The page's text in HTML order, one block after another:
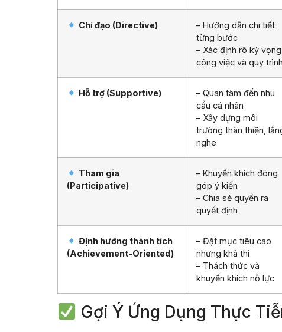
Chỉ đạo (Directive)
– Hướng dẫn chi tiết
từng bước
– Xác định rõ kỳ vọng
công việc và quy trình
Hỗ trợ (Supportive)
– Quan tâm đến nhu
cầu cá nhân
– Xây dựng môi
trường thân thiện,
nghe
Tham gia
(Participative)
– Khuyến khích đóng
góp ý kiến
– Chia sẻ quyền ra
quyết định
Định hướng thành tích
(Achievement-Oriented)
– Đặt mục tiêu cao
nhưng khả thi
– Thách thức và
khuyến khích nỗ lực
Gợi Ý Ứng Dụng Thực